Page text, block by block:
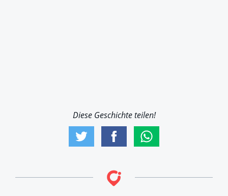
Diese Geschichte teilen!